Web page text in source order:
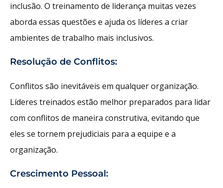
inclusão. O treinamento de liderança muitas vezes
aborda essas questões e ajuda os líderes a criar
ambientes de trabalho mais inclusivos.
Resolução de Conflitos:
Conflitos são inevitáveis em qualquer organização.
Líderes treinados estão melhor preparados para lidar
com conflitos de maneira construtiva, evitando que
eles se tornem prejudiciais para a equipe e a
organização.
Crescimento Pessoal: